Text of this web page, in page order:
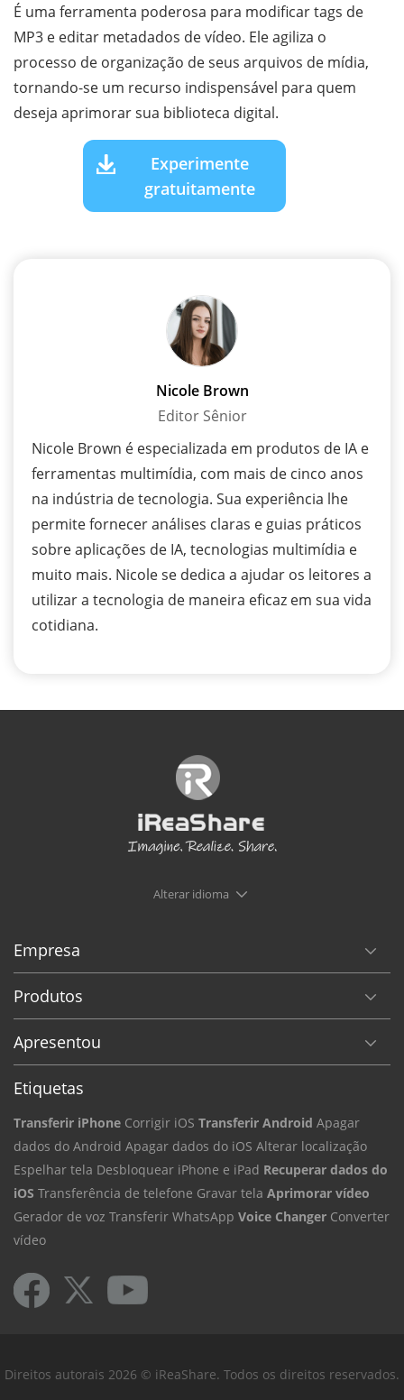
É uma ferramenta poderosa para modificar tags de
MP3 e editar metadados de vídeo. Ele agiliza o
processo de organização de seus arquivos de mídia,
tornando-se um recurso indispensável para quem
deseja aprimorar sua biblioteca digital.
Experimente
gratuitamente
Nicole Brown
Editor Sênior
Nicole Brown é especializada em produtos de IA e
ferramentas multimídia, com mais de cinco anos
na indústria de tecnologia. Sua experiência lhe
permite fornecer análises claras e guias práticos
sobre aplicações de IA, tecnologias multimídia e
muito mais. Nicole se dedica a ajudar os leitores a
utilizar a tecnologia de maneira eficaz em sua vida
cotidiana.
Alterar idioma
Empresa
Produtos
Apresentou
Etiquetas
Transferir iPhone Corrigir iOS Transferir Android Apagar
dados do Android Apagar dados do iOS Alterar localização
Espelhar tela Desbloquear iPhone e iPad Recuperar dados do
iOS Transferência de telefone Gravar tela Aprimorar vídeo
Gerador de voz Transferir WhatsApp Voice Changer Converter
vídeo
Direitos autorais 2026 © iReaShare. Todos os direitos reservados.